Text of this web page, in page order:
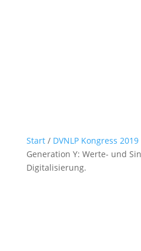
Start/ DVNLP Kongress
Generation Y: Werte- und
Digitalisierung.